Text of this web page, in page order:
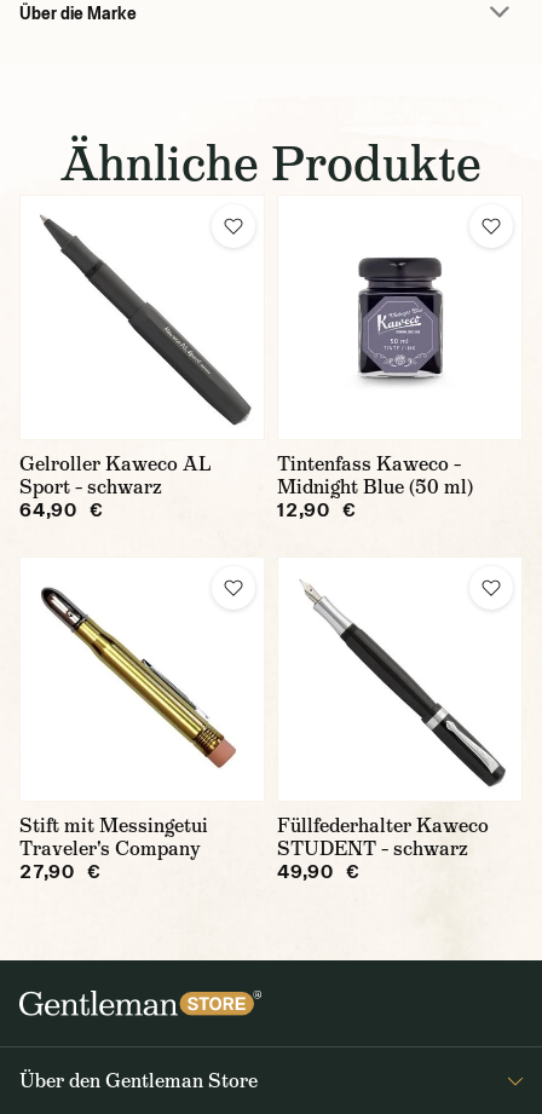
Über die Marke
Ähnliche Produkte
Gelroller Kaweco AL
Sport – schwarz
64,90 €
Tintenfass Kaweco –
Midnight Blue (50 ml)
12,90 €
Stift mit Messingetui
Traveler's Company
27,90 €
Füllfederhalter Kaweco
STUDENT – schwarz
49,90 €
Über den Gentleman Store